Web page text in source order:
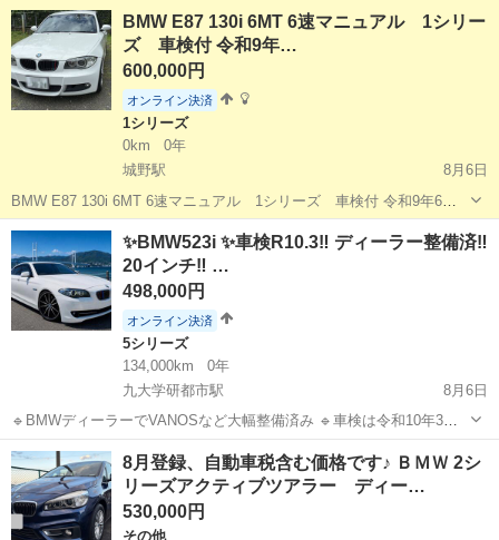
BMW E87 130i 6MT 6速マニュアル 1シリー
ズ 車検付 令和9年…
600,000円
オンライン決済
1シリーズ
0km
0年
城野駅
8月6日
BMW E87 130i 6MT 6速マニュアル 1シリーズ 車検付 令和9年6月
走行約19万ｋｍ（使用中の為距離は増えます） H20年式 車検令和9年
6月8日まで 現存台数も減っていきた、直6気筒 NA FR 6M...
福岡 北九州市 1シリーズ
✨BMW523i ✨車検R10.3‼️ ディーラー整備済‼️
20インチ‼️ …
498,000円
オンライン決済
5シリーズ
134,000km
0年
九大学研都市駅
8月6日
🔹BMWディーラーでVANOSなど大幅整備済み 🔹車検は令和10年3月
まで。そのまま乗って帰れます。 🔹20インチアルミ装着・純正アルミ
もお付けします。 画像はフロント リア 共に加工でナンバープレート
消してます。 ...
福岡 福岡市 九大学研都市駅 5シリーズ 車両
8月登録、自動車税含む価格です♪ ＢＭＷ 2シ
リーズアクティブツアラー ディー…
530,000円
その他